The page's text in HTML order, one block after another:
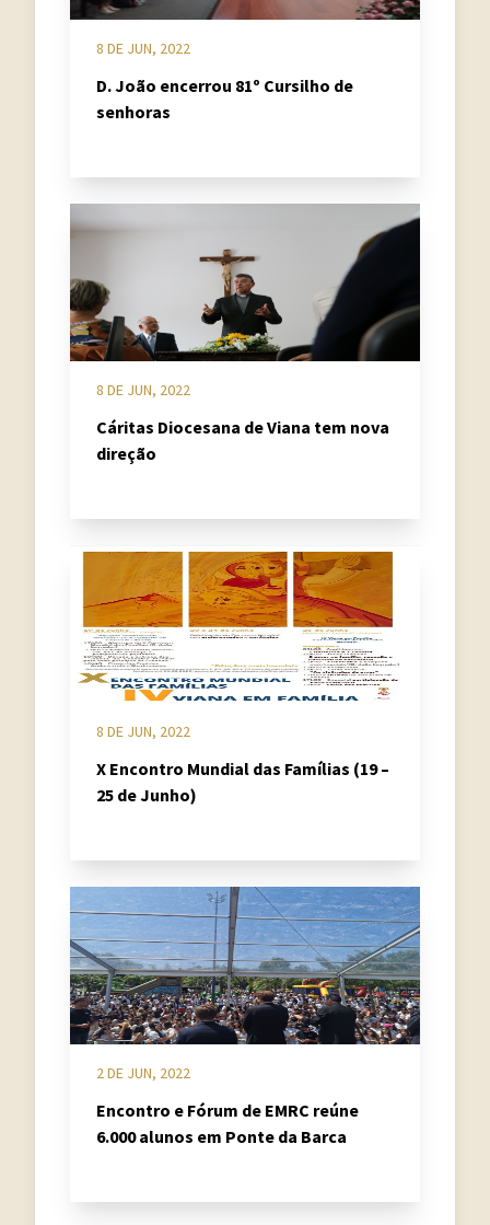
8 DE JUN, 2022
D. João encerrou 81º Cursilho de
senhoras
8 DE JUN, 2022
Cáritas Diocesana de Viana tem nova
direção
8 DE JUN, 2022
X Encontro Mundial das Famílias (19 –
25 de Junho)
2 DE JUN, 2022
Encontro e Fórum de EMRC reúne
6.000 alunos em Ponte da Barca